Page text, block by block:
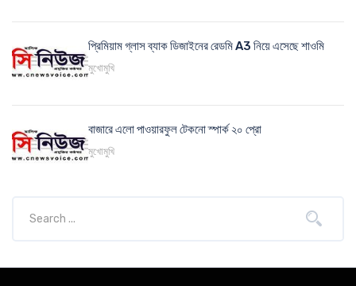
প্রিমিয়াম গ্লাস ব্যাক ডিজাইনের রেডমি A3 নিয়ে এসেছে শাওমি
মুখোমুখি
বাজারে এলো পাওয়ারফুল টেকনো স্পার্ক ২০ প্রো
মুখোমুখি